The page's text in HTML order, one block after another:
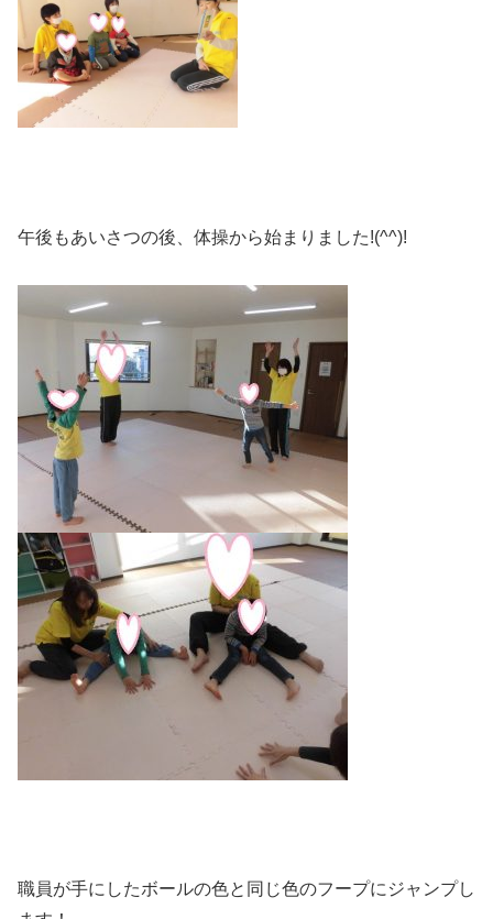
午後もあいさつの後、体操から始まりました!(^^)!
職員が手にしたボールの色と同じ色のフープにジャンプし